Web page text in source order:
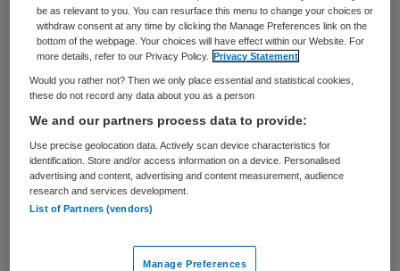
Joanne Kellermann (1960) is
bestuursvoorzitter van het Pensioenfonds
Zorg & Welzijn. Tevens is ze voorzitter van
de raad van commissarissen van de
Nederlandse Waterschapsbank en lid van
het bestuur van Aflatoun, een NGO die voor
meer dan 5 miljoen kinderen wereldwijd
sociale en financiële educatie verzorgt.
be as relevant to you. You can resurface this menu to change your choices or
withdraw consent at any time by clicking the Manage Preferences link on the
bottom of the webpage. Your choices will have effect within our Website. For
more details, refer to our Privacy Policy.
Privacy Statement
Would you rather not? Then we only place essential and statistical cookies,
these do not record any data about you as a person
We and our partners process data to provide:
Use precise geolocation data. Actively scan device characteristics for
identification. Store and/or access information on a device. Personalised
advertising and content, advertising and content measurement, audience
research and services development.
List of Partners (vendors)
Manage Preferences